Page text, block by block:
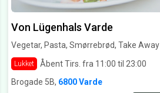
Von Lügenhals Varde
Vegetar, Pasta, Smørrebrød, Take Away
Lukket
Åbent Tirs. fra 11:00 til 23:00
Brogade 5B, 6800 Varde